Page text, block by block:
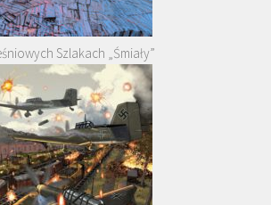
Szlakach „Śmiały”